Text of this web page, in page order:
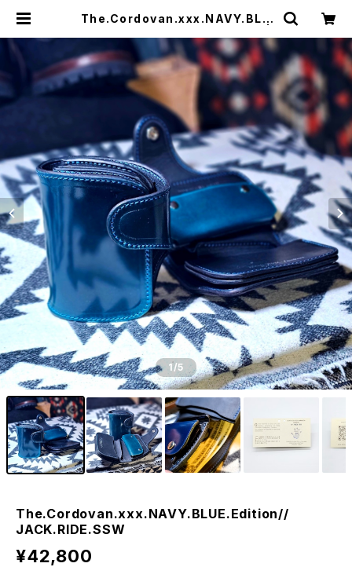
The.Cordovan.xxx.NAVY.BLU
JACK RIDE LEATHER.CO
1/5
The.Cordovan.xxx.NAVY.BLUE.Edition//
JACK.RIDE.SSW
¥42,800